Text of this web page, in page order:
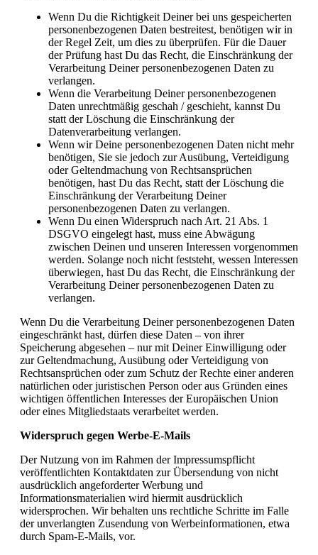
Wenn Du die Richtigkeit Deiner bei uns gespeicherten
personenbezogenen Daten bestreitest, benötigen wir in
der Regel Zeit, um dies zu überprüfen. Für die Dauer
der Prüfung hast Du das Recht, die Einschränkung der
Verarbeitung Deiner personenbezogenen Daten zu
verlangen.
Wenn die Verarbeitung Deiner personenbezogenen
Daten unrechtmäßig geschah / geschieht, kannst Du
statt der Löschung die Einschränkung der
Datenverarbeitung verlangen.
Wenn wir Deine personenbezogenen Daten nicht mehr
benötigen, Sie sie jedoch zur Ausübung, Verteidigung
oder Geltendmachung von Rechtsansprüchen
benötigen, hast Du das Recht, statt der Löschung die
Einschränkung der Verarbeitung Deiner
personenbezogenen Daten zu verlangen.
Wenn Du einen Widerspruch nach Art. 21 Abs. 1
DSGVO eingelegt hast, muss eine Abwägung
zwischen Deinen und unseren Interessen vorgenommen
werden. Solange noch nicht feststeht, wessen Interessen
überwiegen, hast Du das Recht, die Einschränkung der
Verarbeitung Deiner personenbezogenen Daten zu
verlangen.
Wenn Du die Verarbeitung Deiner personenbezogenen Daten
eingeschränkt hast, dürfen diese Daten – von ihrer
Speicherung abgesehen – nur mit Deiner Einwilligung oder
zur Geltendmachung, Ausübung oder Verteidigung von
Rechtsansprüchen oder zum Schutz der Rechte einer anderen
natürlichen oder juristischen Person oder aus Gründen eines
wichtigen öffentlichen Interesses der Europäischen Union
oder eines Mitgliedstaats verarbeitet werden.
Widerspruch gegen Werbe-E-Mails
Der Nutzung von im Rahmen der Impressumspflicht
veröffentlichten Kontaktdaten zur Übersendung von nicht
ausdrücklich angeforderter Werbung und
Informationsmaterialien wird hiermit ausdrücklich
widersprochen. Wir behalten uns rechtliche Schritte im Falle
der unverlangten Zusendung von Werbeinformationen, etwa
durch Spam-E-Mails, vor.